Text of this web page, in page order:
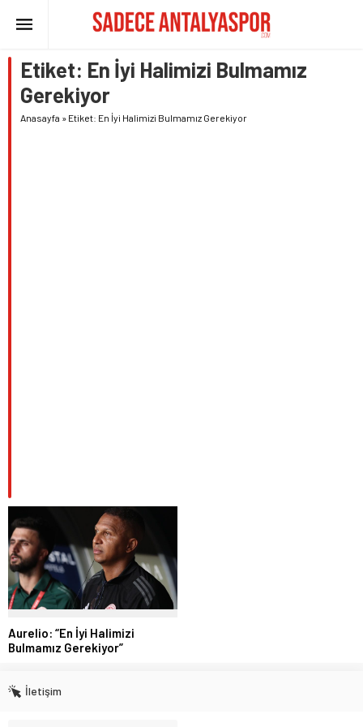
Etiket: En İyi Halimizi Bulmamız
Gerekiyor
Anasayfa » Etiket: En İyi Halimizi Bulmamız Gerekiyor
Aurelio: “En İyi Halimizi
Bulmamız Gerekiyor”
İletişim